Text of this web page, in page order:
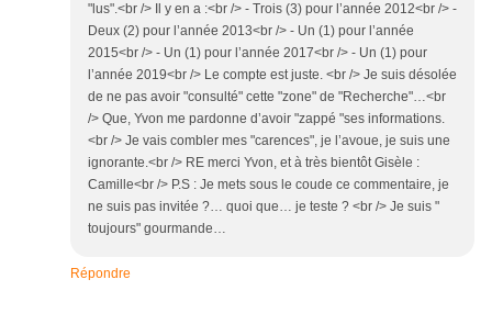
"lus".<br /> Il y en a :<br /> - Trois (3) pour l’année 2012<br /> -
Deux (2) pour l’année 2013<br /> - Un (1) pour l’année
2015<br /> - Un (1) pour l’année 2017<br /> - Un (1) pour
l’année 2019<br /> Le compte est juste. <br /> Je suis désolée
de ne pas avoir "consulté" cette "zone" de "Recherche"…<br
/> Que, Yvon me pardonne d’avoir "zappé "ses informations.
<br /> Je vais combler mes "carences", je l’avoue, je suis une
ignorante.<br /> RE merci Yvon, et à très bientôt Gisèle :
Camille<br /> P.S : Je mets sous le coude ce commentaire, je
ne suis pas invitée ?… quoi que… je teste ? <br /> Je suis "
toujours" gourmande…
Répondre